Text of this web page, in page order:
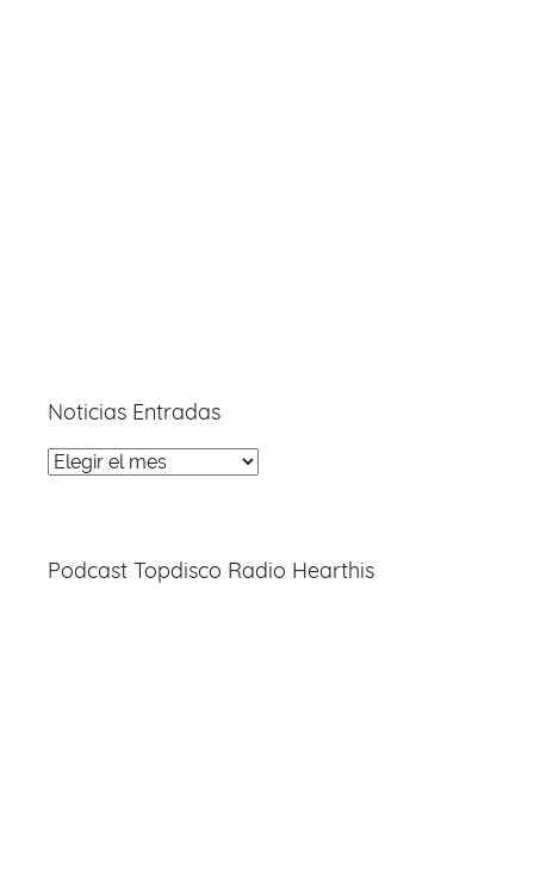
Noticias Entradas
Noticias
Podcast Topdisco Radio Hearthis